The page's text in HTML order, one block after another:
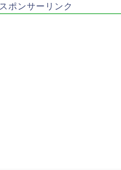
スポンサーリンク